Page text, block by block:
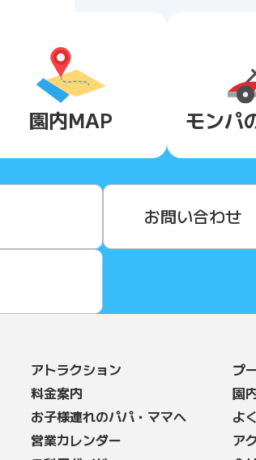
園内MAP モンパ
お問い合わせ
アトラクション
料⾦案内
お子様連れのパパ・ママへ
営業カレンダー
プ
園
よ
ア